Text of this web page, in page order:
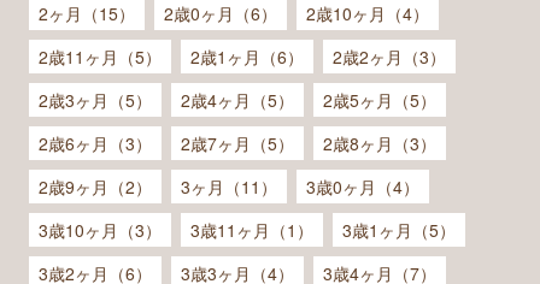
2ヶ月（15）
2歳0ヶ月（6）
2歳10ヶ月（4）
2歳11ヶ月（5）
2歳1ヶ月（6）
2歳2ヶ月（3）
2歳3ヶ月（5）
2歳4ヶ月（5）
2歳5ヶ月（5）
2歳6ヶ月（3）
2歳7ヶ月（5）
2歳8ヶ月（3）
2歳9ヶ月（2）
3ヶ月（11）
3歳0ヶ月（4）
3歳10ヶ月（3）
3歳11ヶ月（1）
3歳1ヶ月（5）
3歳2ヶ月（6）
3歳3ヶ月（4）
3歳4ヶ月（7）